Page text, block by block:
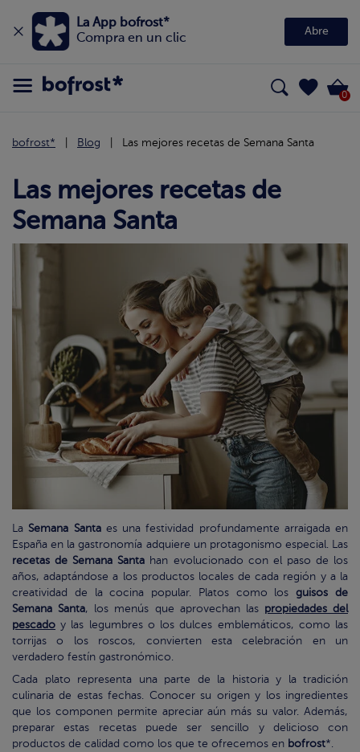
La App bofrost*
Compra en un clic
Abre
0
bofrost* Blog Las mejores recetas de Semana Santa
Las mejores recetas de
Semana Santa
LaSemana Santaes una festividad profundamente arraigada en
España en la gastronomía adquiere un protagonismo especial. Las
recetas de Semana Santa han evolucionado con el paso de los
años, adaptándose a los productos locales de cada región y a la
creatividad de la cocina popular. Platos como losguisos de
Semana Santa, los menús que aprovechan las propiedades del
pescado y las legumbres o los dulces emblemáticos, como las
torrijas o los roscos, convierten esta celebración en un
verdadero festín gastronómico.
Cada plato representa una parte de la historia y la tradición
culinaria de estas fechas. Conocer su origen y los ingredientes
que los componen permite apreciar aún más su valor. Además,
preparar estas recetas puede ser sencillo y delicioso con
productos de calidad como los que te ofrecemos en bofrost*.